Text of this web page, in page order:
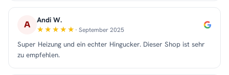
A Andi W.
· September 2025
Super Heizung und ein echter Hingucker. Dieser Shop ist sehr
zu empfehlen.